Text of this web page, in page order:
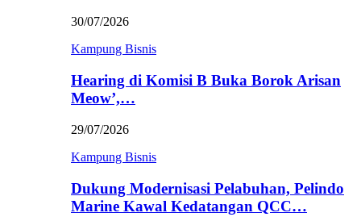
30/07/2026
Kampung Bisnis
Hearing di Komisi B Buka Borok Arisan
Meow’,…
29/07/2026
Kampung Bisnis
Dukung Modernisasi Pelabuhan, Pelindo
Marine Kawal Kedatangan QCC…